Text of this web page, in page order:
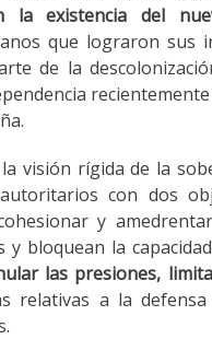
la existencia del
que lograron sus
de la
visión rígida de la
con dos
y
y bloquean la
las presiones,
relativas a la